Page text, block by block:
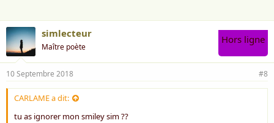
simlecteur
Maître poète
Hors ligne
10 Septembre 2018 #8
CARLAME a dit:
tu as ignorer mon smiley sim ??